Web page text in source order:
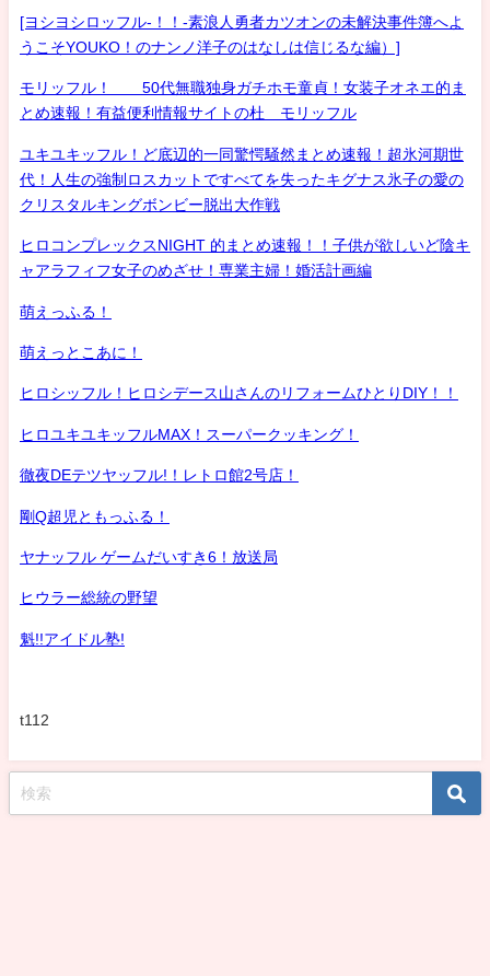
[ヨシヨシロッフル-！！-素浪人勇者カツオンの未解決事件簿へよ
うこそYOUKO！のナンノ洋子のはなしは信じるな編）]
モリッフル！ 50代無職独身ガチホモ童貞！女装子オネエ的ま
とめ速報！有益便利情報サイトの杜 モリッフル
ユキユキッフル！ど底辺的一同驚愕騒然まとめ速報！超氷河期世
代！人生の強制ロスカットですべてを失ったキグナス氷子の愛の
クリスタルキングボンビー脱出大作戦
ヒロコンプレックスNIGHT 的まとめ速報！！子供が欲しいど陰キ
ャアラフィフ女子のめざせ！専業主婦！婚活計画編
萌えっふる！
萌えっとこあに！
ヒロシッフル！ヒロシデース山さんのリフォームひとりDIY！！
ヒロユキユキッフルMAX！スーパークッキング！
徹夜DEテツヤッフル!！レトロ館2号店！
剛Q超児ともっふる！
ヤナッフル ゲームだいすき6！放送局
ヒウラー総統の野望
魁!!アイドル塾!
t112